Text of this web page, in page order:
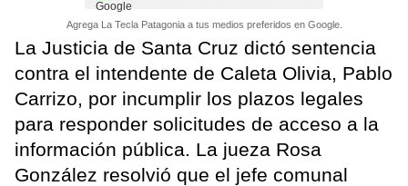
Agrega La Tecla Patagonia a tus medios preferidos en Google.
La Justicia de Santa Cruz dictó sentencia
contra el intendente de Caleta Olivia, Pablo
Carrizo, por incumplir los plazos legales
para responder solicitudes de acceso a la
información pública. La jueza Rosa
González resolvió que el jefe comunal